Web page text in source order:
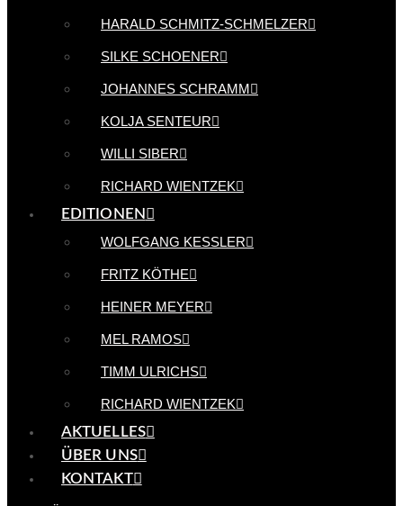
HARALD SCHMITZ-SCHMELZER
SILKE SCHOENER
JOHANNES SCHRAMM
KOLJA SENTEUR
WILLI SIBER
RICHARD WIENTZEK
EDITIONEN
WOLFGANG KESSLER
FRITZ KÖTHE
HEINER MEYER
MEL RAMOS
TIMM ULRICHS
RICHARD WIENTZEK
AKTUELLES
ÜBER UNS
KONTAKT